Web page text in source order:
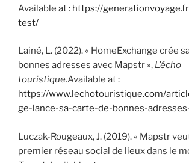
Available at : https://
test/
Lainé, L. (2022). « HomeExchange crée
bonnes adresses avec Mapstr », L’écho
touristique.Available at :
https://www.lechotouristique.com/
ge-lance-sa-carte-de-bonnes-
Luczak-Rougeaux, J. (2019). « Mapstr
premier réseau social de lieux dans le